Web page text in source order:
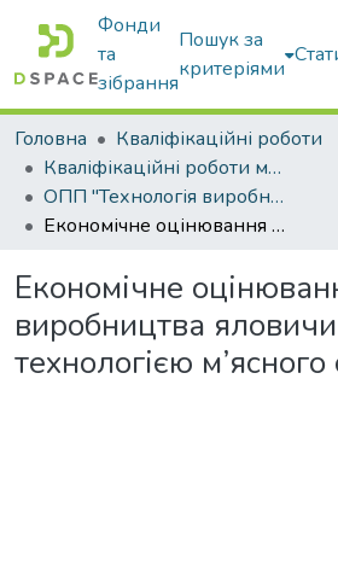
Фонди
та
зібрання
Пошук за
критеріями
Головна
Кваліфікаційні роботи
Кваліфікаційні роботи магістрів
ОПП "Технологія виробництва і переробки продукції тваринництва"
Економічне оцінювання виробництва яловичини за технологією м’ясного скотарства
Економічне
виробництва
технологією м’ясного